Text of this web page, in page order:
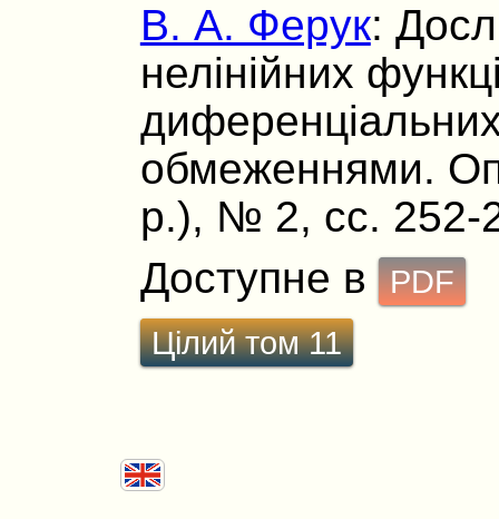
В. А. Ферук:
нелінійних
диференціальних
обмеженнями.
р.), № 2, сс. 252-
Доступне в
PDF
Цілий том 11